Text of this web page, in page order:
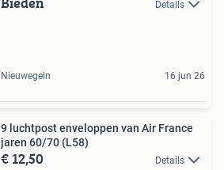
Details
Nieuwegein 16 jun 26
9 luchtpost enveloppen van Air France
jaren 60/70 (L58)
€ 12,50 Details